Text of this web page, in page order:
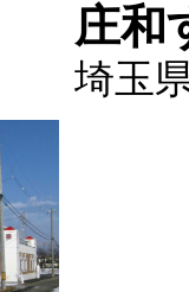
庄和
埼玉